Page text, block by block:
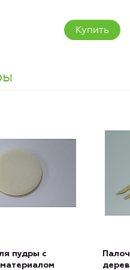
Купить
пудры с